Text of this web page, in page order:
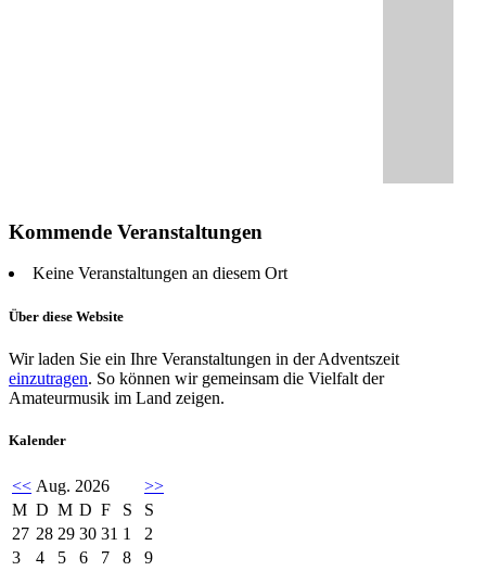
Kommende Veranstaltungen
Keine Veranstaltungen an diesem Ort
Über diese Website
Wir laden Sie ein Ihre Veranstaltungen in der Adventszeit
einzutragen. So können wir gemeinsam die Vielfalt der
Amateurmusik im Land zeigen.
Kalender
<< Aug. 2026
>>
M D M D F S
S
27 28 29 30 31 1
2
3
4 5 6 7 8
9